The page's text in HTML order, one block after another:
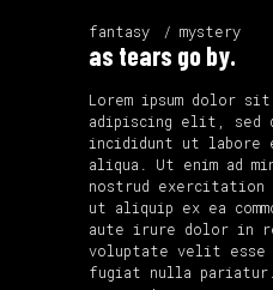
fantasy mystery
as tears go by.
Lorem ipsum dolor
adipiscing elit, sed
incididunt ut labore
aliqua. Ut enim ad
nostrud exercitation
ut aliquip ex ea
aute irure dolor in
voluptate velit esse
fugiat nulla